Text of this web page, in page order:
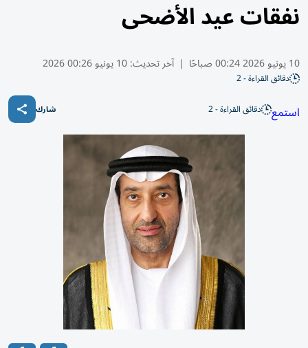
نفقات عيد الأضحى
10 يونيو 2026 00:24 صباحًا | آخر تحديث:10 يونيو 00:26 2026
دقائق القراءة - 2
استمع دقائق القراءة - 2 شارك